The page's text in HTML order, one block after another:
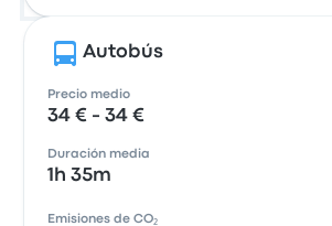
Autobús
Precio medio
34 € - 34 €
Duración media
1h 35m
Emisiones de CO₂